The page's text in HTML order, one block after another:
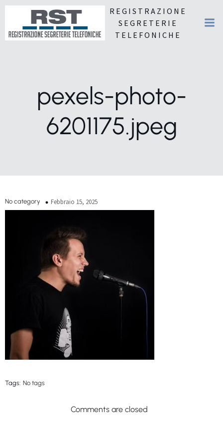
REGISTRAZIONE
SEGRETERIE
TELEFONICHE
pexels-photo-
6201175.jpeg
No category Febbraio 15, 2025
Tags: No tags
Comments are closed